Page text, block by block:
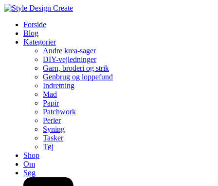
Forside
Blog
Kategorier
Andre krea-sager
DIY-vejledninger
Garn, broderi og strik
Genbrug og loppefund
Indretning
Mad
Papir
Patchwork
Perler
Syning
Tasker
Tøj
Shop
Om
Søg